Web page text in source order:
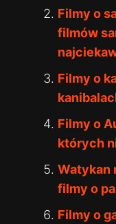
Filmy o
filmów
Filmy o
Filmy o
których
Watykan
filmy o
Filmy o